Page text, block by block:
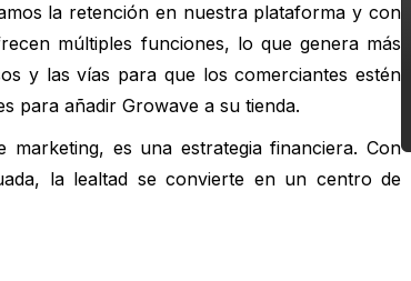
la retención en nuestra plataforma y con
múltiples funciones, lo que genera más
y las vías para que los comerciantes estén
para añadir Growave a su tienda.
es una estrategia financiera. Con
la lealtad se convierte en un centro de